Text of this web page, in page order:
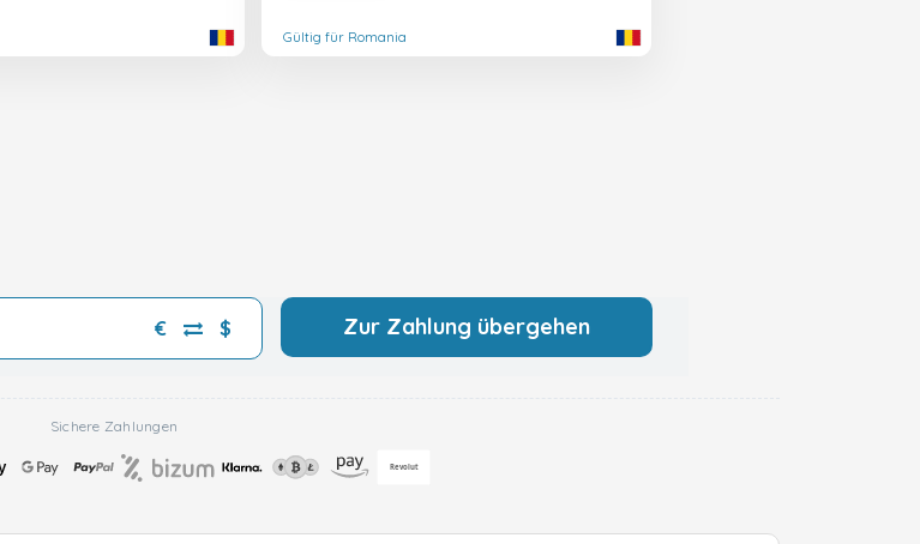
Gültig für Romania
€ $ Zur Zahlung übergehen
Sichere Zahlungen